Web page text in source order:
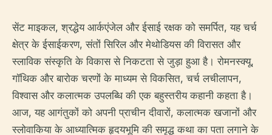
सेंट माइकल, श्रद्धेय आर्कएंजेल और ईसाई रक्षक को समर्पित, यह चर्च
क्षेत्र के ईसाईकरण, संतों सिरिल और मेथोडियस की विरासत और
स्लाविक संस्कृति के विकास से निकटता से जुड़ा हुआ है। रोमनस्क्यू,
गॉथिक और बारोक चरणों के माध्यम से विकसित, चर्च लचीलापन,
विश्वास और कलात्मक उपलब्धि की एक बहुस्तरीय कहानी कहता है।
आज, यह आगंतुकों को अपनी प्राचीन दीवारों, कलात्मक खजानों और
स्लोवाकिया के आध्यात्मिक हृदयभूमि की समृद्ध कथा का पता लगाने के